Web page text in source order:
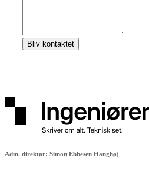
Adm. direktør: Simon Ebbesen Hanghøj